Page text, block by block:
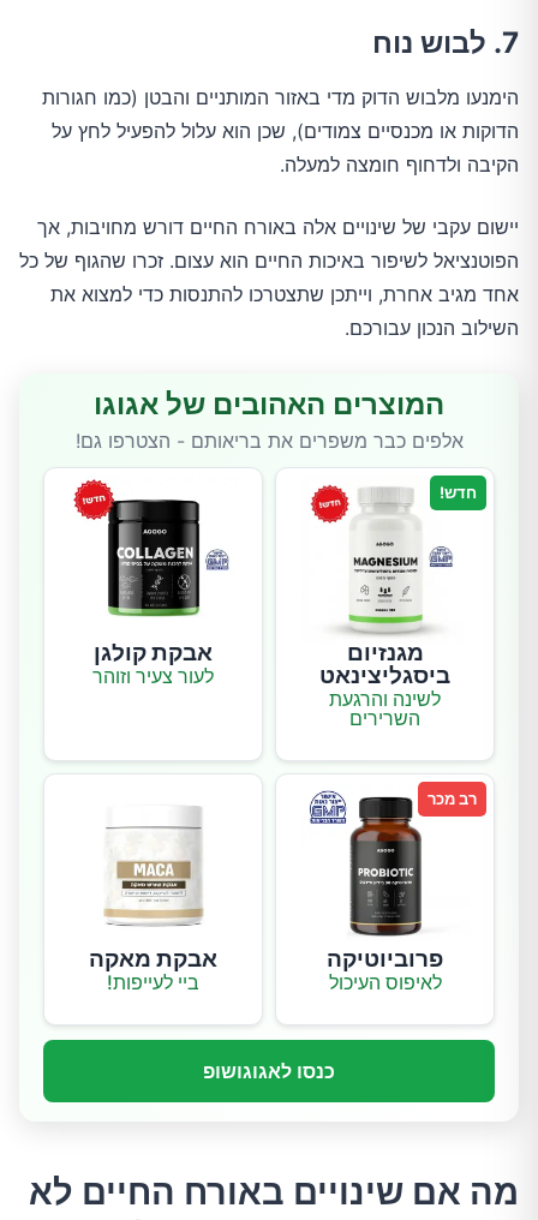
7. לבוש נוח
הימנעו מלבוש הדוק מדי באזור המותניים והבטן (כמו חגורות
הדוקות או מכנסיים צמודים), שכן הוא עלול להפעיל לחץ על
הקיבה ולדחוף חומצה למעלה.
יישום עקבי של שינויים אלה באורח החיים דורש מחויבות, אך
הפוטנציאל לשיפור באיכות החיים הוא עצום. זכרו שהגוף של כל
אחד מגיב אחרת, וייתכן שתצטרכו להתנסות כדי למצוא את
השילוב הנכון עבורכם.
המוצרים האהובים של אגוגו
אלפים כבר משפרים את בריאותם - הצטרפו גם!
חדש!
מגנזיום
ביסגליצינאט
לשינה והרגעת
השרירים
אבקת קולגן
לעור צעיר וזוהר
רב מכר
פרוביוטיקה
לאיפוס העיכול
אבקת מאקה
ביי לעייפות!
כנסו לאגוגושופ
מה אם שינויים באורח החיים לא